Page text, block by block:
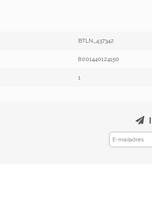
BTLN_437342
8001440124150
1